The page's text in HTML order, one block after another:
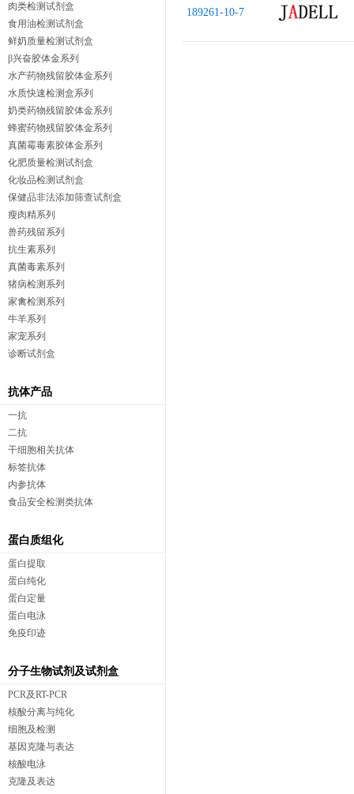
肉类检测试剂盒
食用油检测试剂盒
鲜奶质量检测试剂盒
β兴奋胶体金系列
水产药物残留胶体金系列
水质快速检测盒系列
奶类药物残留胶体金系列
蜂蜜药物残留胶体金系列
真菌霉毒素胶体金系列
化肥质量检测试剂盒
化妆品检测试剂盒
保健品非法添加筛查试剂盒
瘦肉精系列
兽药残留系列
抗生素系列
真菌毒素系列
猪病检测系列
家禽检测系列
牛羊系列
家宠系列
诊断试剂盒
抗体产品
一抗
二抗
干细胞相关抗体
标签抗体
内参抗体
食品安全检测类抗体
蛋白质组化
蛋白提取
蛋白纯化
蛋白定量
蛋白电泳
免疫印迹
分子生物试剂及试剂盒
PCR及RT-PCR
核酸分离与纯化
细胞及检测
基因克隆与表达
核酸电泳
克隆及表达
189261-10-7